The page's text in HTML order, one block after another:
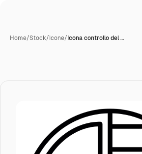
Home/Stock/Icone/Icona controllo del …